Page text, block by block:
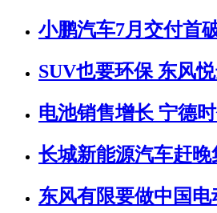
小鹏汽车7月交付首
SUV也要环保 东风
电池销售增长 宁德
长城新能源汽车赶晚
东风有限要做中国